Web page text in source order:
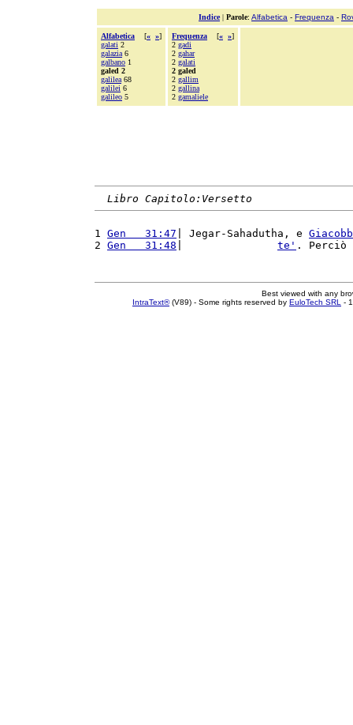
Indice| Parole: Alfabetica - Frequenza -
Alfabetica [« »]
galati 2
galazia 6
galbano 1
galed 2
galilea 68
galilei 6
galileo 5
Frequenza [« »]
2 gadi
2 gahar
2 galati
2 galed
2 gallim
2 gallina
2 gamaliele
Libro Capitolo:Versetto
1 Gen   31:47 | Jegar-Sahadutha, e
2 Gen   31:48 te' .
Best viewed with any
IntraText®(V89) - Some rights reserved by EuloTech SRL -